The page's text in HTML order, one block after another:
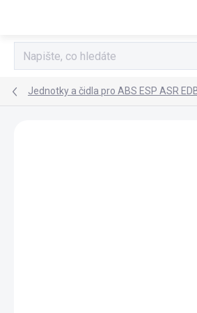
Jednotky a čidla pro ABS ESP ASR